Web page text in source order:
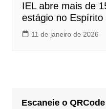
IEL abre mais de
estágio no Espírito
11 de janeiro de 2026
Escaneie o